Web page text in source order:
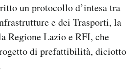
un protocollo d’intesa tra
e dei Trasporti, la
Regione Lazio e RFI, che
di prefattibilità, diciotto